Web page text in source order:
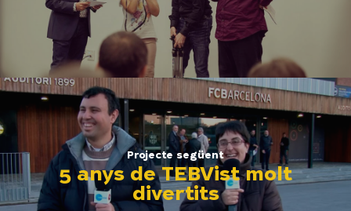
Projecte següent
5 anys de TEBVist molt
divertits